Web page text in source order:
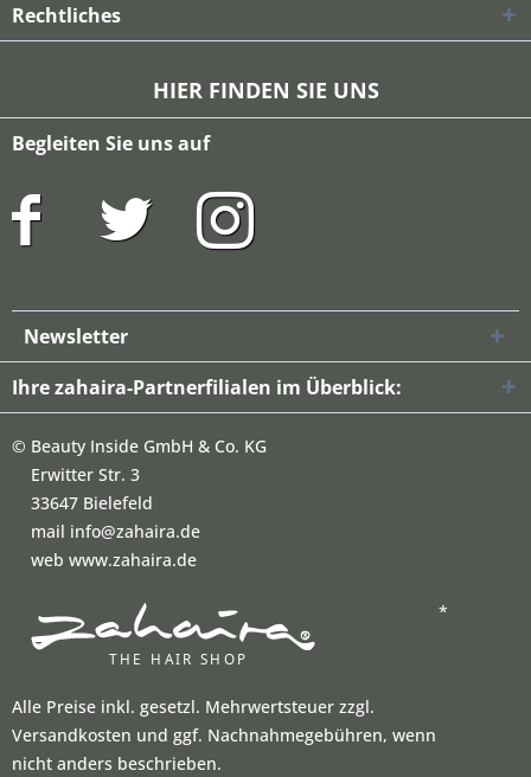
Rechtliches
HIER FINDEN SIE UNS
Begleiten Sie uns auf
Newsletter
Ihre zahaira-Partnerfilialen im Überblick:
© Beauty Inside GmbH & Co. KG
Erwitter Str. 3
33647 Bielefeld
mail info@zahaira.de
web www.zahaira.de
*
Alle Preise inkl. gesetzl. Mehrwertsteuer zzgl.
Versandkosten und ggf. Nachnahmegebühren, wenn
nicht anders beschrieben.